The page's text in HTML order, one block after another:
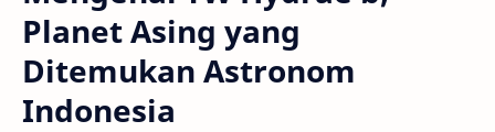
Planet Asing yang
Ditemukan Astronom
Indonesia